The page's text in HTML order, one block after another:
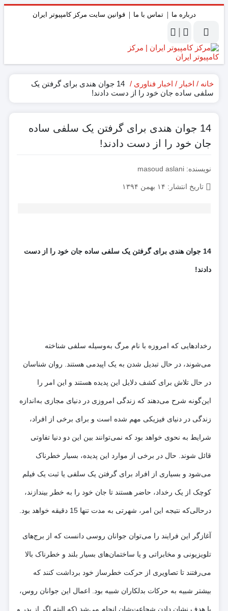
درباره ما تماس با ما قوانین سایت مرکز کامپیوتر ایران
خانه اخبار اخبار فناوری
14 جوان هندی برای گرفتن یک
سلفی ساده جان خود را از دست دادند!
14 جوان هندی برای گرفتن یک سلفی ساده
جان خود را از دست دادند!
نویسنده: masoud aslani
تاریخ انتشار: ۱۴ بهمن ۱۳۹۴
14 جوان هندی برای گرفتن یک سلفی ساده جان خود را از دست
دادند!
رخدادهایی که امروزه با نام مرگ به‌وسیله سلفی شناخته
می‌شوند، در حال تبدیل شدن به یک اپیدمی هستند. روان شناسان
در حال تلاش برای کشف دلایل این پدیده هستند و این امر را
این‌گونه شرح می‌دهند که زندگی امروزی در دنیای مجازی به‌اندازه
زندگی در دنیای فیزیکی مهم شده است و برای برخی از افراد،
شرایط به نحوی خواهد بود که نمی‌توانند بین این دو دنیا تفاوتی
قائل شوند. حال در برخی از موارد این پدیده، بسیار خطرناک
می‌شود و بسیاری از افراد برای گرفتن یک سلفی یا ثبت یک فیلم
کوچک از یک رخداد، حاضر هستند تا جان خود را به خطر بیندازند،
درحالی‌که نتیجه این امر، شهرتی به مدت تنها 15 دقیقه خواهد بود.
آغازگر این فرایند را می‌توان جوانان روسی دانست که از برج‌های
تلویزیونی و مخابراتی و یا ساختمان‌های بسیار بلند و خطرناک بالا
می‌رفتند تا تصاویری از حرکت خطرساز خود برداشت کنند که
بیشتر شبیه به حرکات بدلکاران شبیه بود. اعمال این جوانان روس،
با هدف نشان دادن شجاعت‌شان انجام می‌شد (که البته اگر از پدر و